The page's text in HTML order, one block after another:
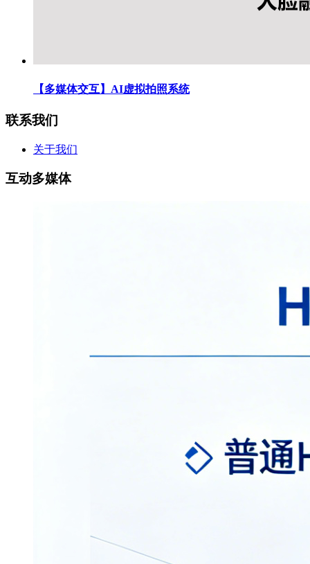
【多媒体交互】AI虚拟拍照系统
联系我们
关于我们
互动多媒体